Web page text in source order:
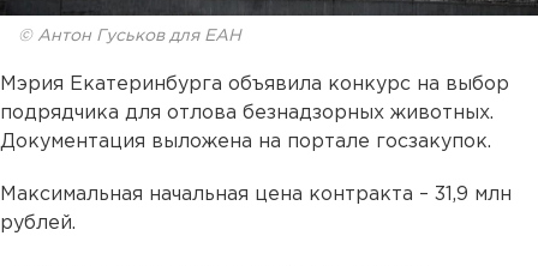
© Антон Гуськов для ЕАН
Мэрия Екатеринбурга объявила конкурс на выбор
подрядчика для отлова безнадзорных животных.
Документация выложена на портале госзакупок.
Максимальная начальная цена контракта – 31,9 млн
рублей.